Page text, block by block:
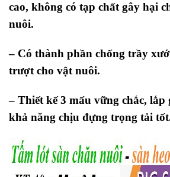
cao, không có tạp chất gây hại
nuôi.
– Có thành phần chống trầy
trượt cho vật nuôi.
– Thiết kế 3 mấu vững chắc, lắp
khả năng chịu đựng trọng tải